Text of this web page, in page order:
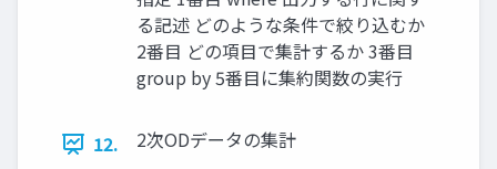
る記述 どのような条件で絞り込むか
2番目 どの項目で集計するか 3番目
group by 5番目に集約関数の実行
12. 2次ODデータの集計